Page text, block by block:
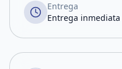
Entrega
Entrega inmediata